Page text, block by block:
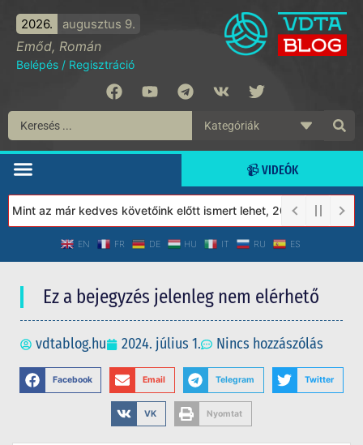
2026. augusztus 9.
Emőd, Román
Belépés / Regisztráció
📹 VIDEÓK
az már kedves követőink előtt ismert lehet, 2023-tól a Védett
EN FR DE HU IT RU ES
Ez a bejegyzés jelenleg nem elérhető
vdtablog.hu 2024. július 1. Nincs hozzászólás
Facebook Email Telegram Twitter
VK Nyomtat